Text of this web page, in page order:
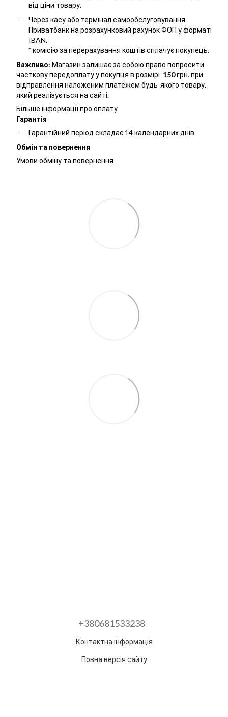
від ціни товару.
Через касу або термінал самообслуговування
Приватбанк на розрахунковий рахунок ФОП у форматі
IBAN.
*комісію за перерахування коштів сплачує покупець.
Важливо: Магазин залишає за собою право попросити
часткову передоплату у покупця в розмірі 150грн. при
відправлення наложеним платежем будь-якого товару,
який реалізується на сайті.
Більше інформації про оплату
Гарантія
Гарантійний період складає 14 календарних днів
Обмін та повернення
Умови обміну та повернення
+380681533238
Контактна інформація
Повна версія сайту